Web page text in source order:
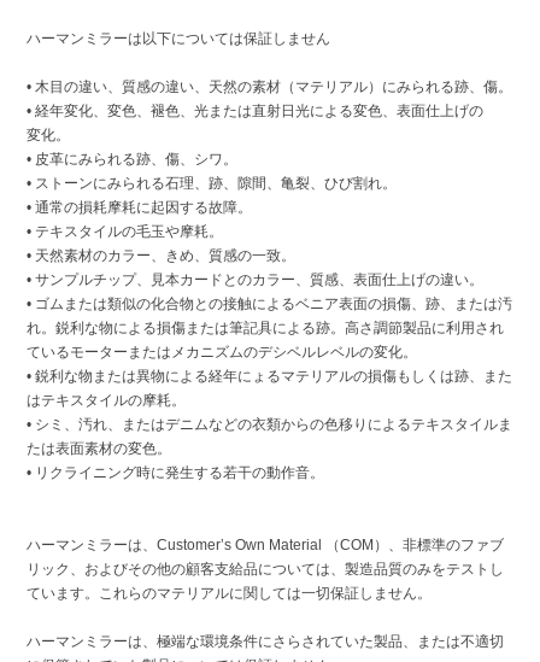
ハーマンミラーは以下については保証しません
• 木目の違い、質感の違い、天然の素材（マテリアル）にみられる跡、傷。
• 経年変化、変色、褪色、光または直射日光による変色、表面仕上げの
変化。
• 皮革にみられる跡、傷、シワ。
• ストーンにみられる石理、跡、隙間、亀裂、ひび割れ。
• 通常の損耗摩耗に起因する故障。
• テキスタイルの毛玉や摩耗。
• 天然素材のカラー、きめ、質感の一致。
• サンプルチップ、見本カードとのカラー、質感、表面仕上げの違い。
• ゴムまたは類似の化合物との接触によるベニア表面の損傷、跡、または汚
れ。鋭利な物による損傷または筆記具による跡。高さ調節製品に利用され
ているモーターまたはメカニズムのデシベルレベルの変化。
• 鋭利な物または異物による経年にょるマテリアルの損傷もしくは跡、また
はテキスタイルの摩耗。
• シミ、汚れ、またはデニムなどの衣類からの色移りによるテキスタイルま
たは表面素材の変色。
• リクライニング時に発生する若干の動作音。
ハーマンミラーは、Customer’s Own Material （COM）、非標準のファブ
リック、およびその他の顧客支給品については、製造品質のみをテストし
ています。これらのマテリアルに関しては一切保証しません。
ハーマンミラーは、極端な環境条件にさらされていた製品、または不適切